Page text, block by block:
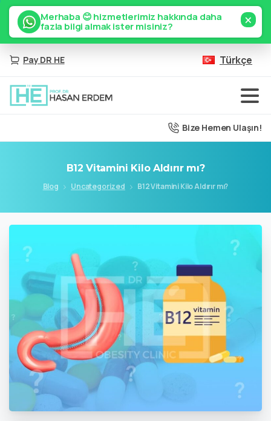
Merhaba 😊 hizmetlerimiz hakkında daha
fazla bilgi almak ister misiniz? ×
Pay DR HE Türkçe
Bize Hemen Ulaşın!
B12 Vitamini Kilo Aldırır mı?
Blog Uncategorized B12 Vitamini Kilo Aldırır mı?